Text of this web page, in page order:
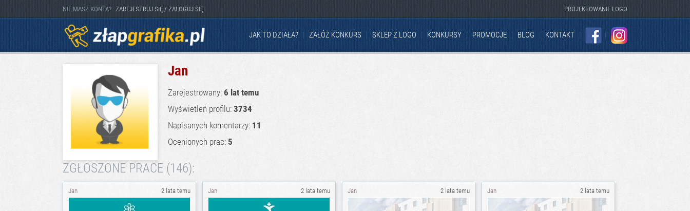
PROJEKTOWANIE LOGO
NIE MASZ KONTA? ZAREJESTRUJ SIĘ / ZALOGUJ SIĘ
JAK TO DZIAŁA? ZAŁÓŻ KONKURS SKLEP Z LOGO KONKURSY PROMOCJE BLOG
KONTAKT
INSTAGRAM
Jan
Zarejestrowany: 6 lat temu
Wyświetleń profilu: 3734
Napisanych komentarzy: 11
Ocenionych prac: 5
ZGŁOSZONE PRACE (146):
Jan 2 lata temu Jan 2 lata temu Jan 2 lata temu Jan 2 lata temu